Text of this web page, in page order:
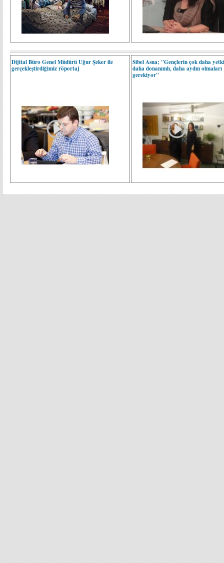
Dijital Büro Genel Müdürü Uğur Şeker ile
gerçekleştirdiğimiz röportaj
Sibel Asna; "Gençlerin çok daha
daha donanımlı, daha aydın olmaları
gerekiyor"